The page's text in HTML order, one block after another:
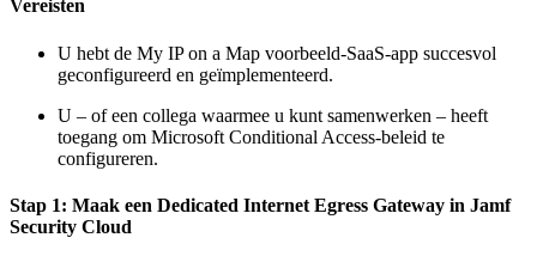
Vereisten
U hebt de My IP on a Map voorbeeld-SaaS-app succesvol
geconfigureerd en geïmplementeerd.
U – of een collega waarmee u kunt samenwerken – heeft
toegang om Microsoft Conditional Access-beleid te
configureren.
Stap 1: Maak een Dedicated Internet Egress Gateway in Jamf
Security Cloud